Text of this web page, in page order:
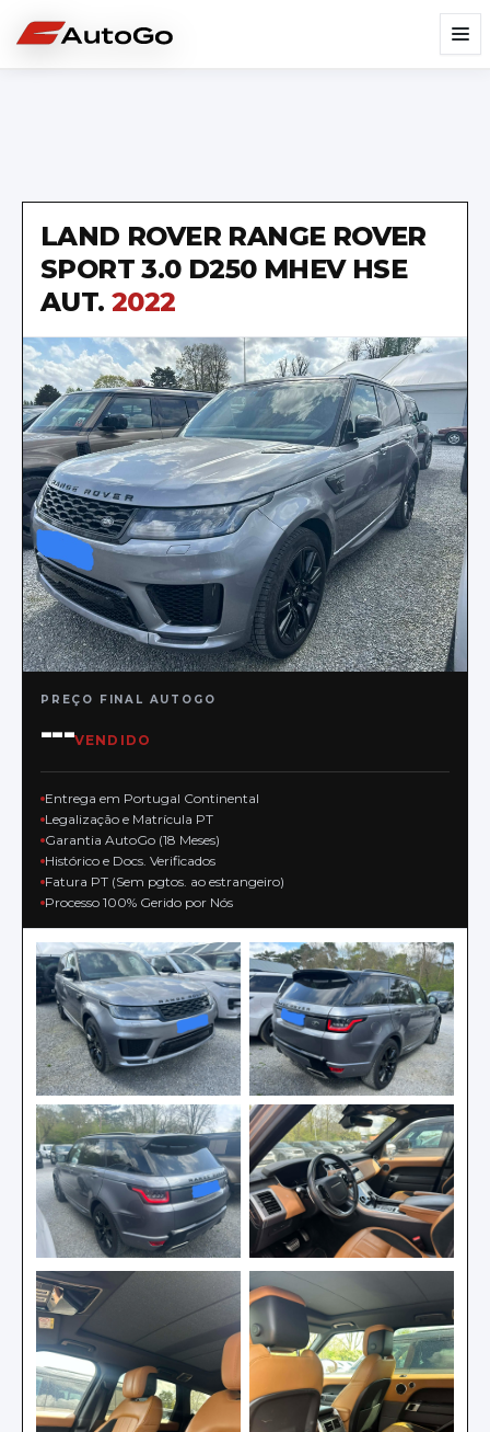
LAND ROVER RANGE ROVER
SPORT 3.0 D250 MHEV HSE
AUT. 2022
PREÇO FINAL AUTOGO
---VENDIDO
Entrega em Portugal Continental
Legalização e Matrícula PT
Garantia AutoGo (18 Meses)
Histórico e Docs. Verificados
Fatura PT (Sem pgtos. ao estrangeiro)
Processo 100% Gerido por Nós